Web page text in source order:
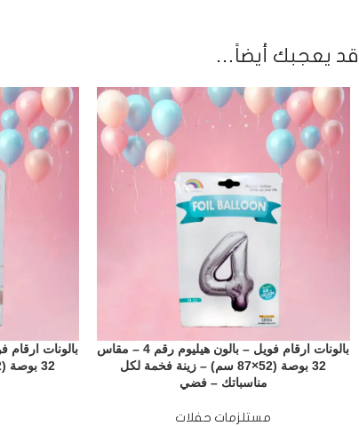
قد يعجبك أيضاً…
بالونات ارقام فويل – بالون هيليوم رقم 4 – مقاس
32 بوصة (52×87 سم) – زينة فخمة لكل
مناسباتك – فضي
مستلزمات حفلات